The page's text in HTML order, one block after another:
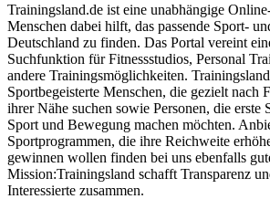
Trainingsland.de ist eine unabhängige
Menschen dabei hilft, das passende Sport-
Deutschland zu finden. Das Portal vereint
Suchfunktion für Fitnessstudios, Personal
andere Trainingsmöglichkeiten.
Sportbegeisterte Menschen, die gezielt nach
ihrer Nähe suchen sowie Personen, die erste
Sport und Bewegung machen möchten.
Sportprogrammen, die ihre Reichweite
gewinnen wollen finden bei uns ebenfalls
Mission:Trainingsland schafft Transparenz
Interessierte zusammen.